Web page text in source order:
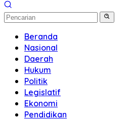
Beranda
Nasional
Daerah
Hukum
Politik
Legislatif
Ekonomi
Pendidikan